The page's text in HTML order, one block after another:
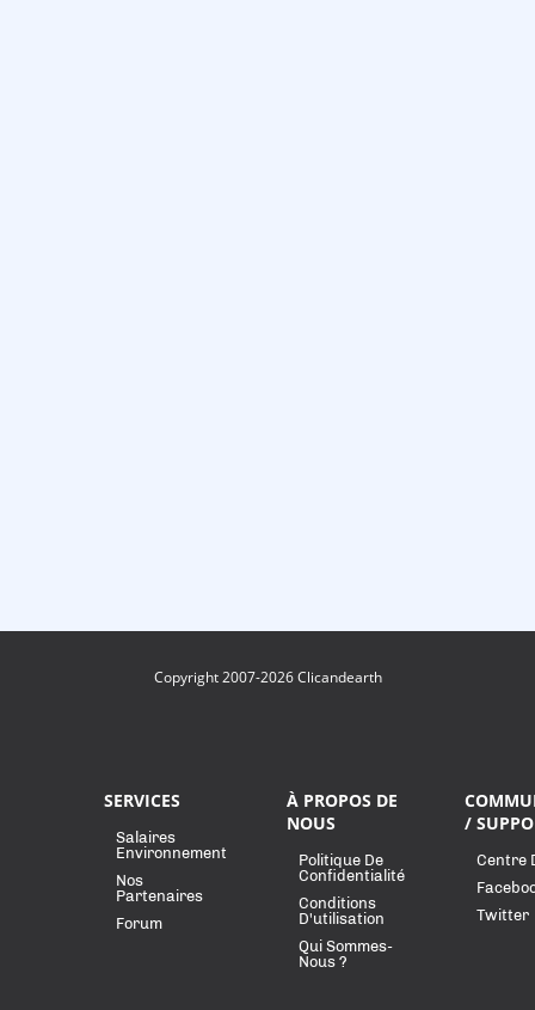
Copyright 2007-2026 Clicandearth
SERVICES
Salaires
Environnement
Nos
Partenaires
Forum
À PROPOS DE
NOUS
Politique De
Confidentialité
Conditions
D'utilisation
Qui Sommes-
Nous ?
/
Centre
Twitter